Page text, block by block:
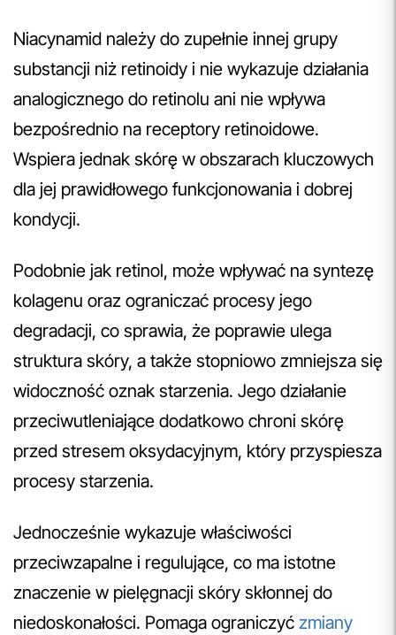
Niacynamid należy do zupełnie innej grupy
substancji niż retinoidy i nie wykazuje działania
analogicznego do retinolu ani nie wpływa
bezpośrednio na receptory retinoidowe.
Wspiera jednak skórę w obszarach kluczowych
dla jej prawidłowego funkcjonowania i dobrej
kondycji.
Podobnie jak retinol, może wpływać na syntezę
kolagenu oraz ograniczać procesy jego
degradacji, co sprawia, że poprawie ulega
struktura skóry, a także stopniowo zmniejsza się
widoczność oznak starzenia. Jego działanie
przeciwutleniające dodatkowo chroni skórę
przed stresem oksydacyjnym, który przyspiesza
procesy starzenia.
Jednocześnie wykazuje właściwości
przeciwzapalne i regulujące, co ma istotne
znaczenie w pielęgnacji skóry skłonnej do
niedoskonałości. Pomaga ograniczyć zmiany